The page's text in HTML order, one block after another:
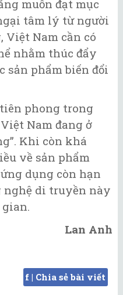
muốn đạt mục
tâm lý từ người
Nam cần có
nhằm thúc đẩy
sản phẩm biến đổi
phong trong
Nam đang ở
Khi còn khá
về sản phẩm
dụng còn hạn
nghệ di truyền này
Lan Anh
f | Chia sẻ bài viết